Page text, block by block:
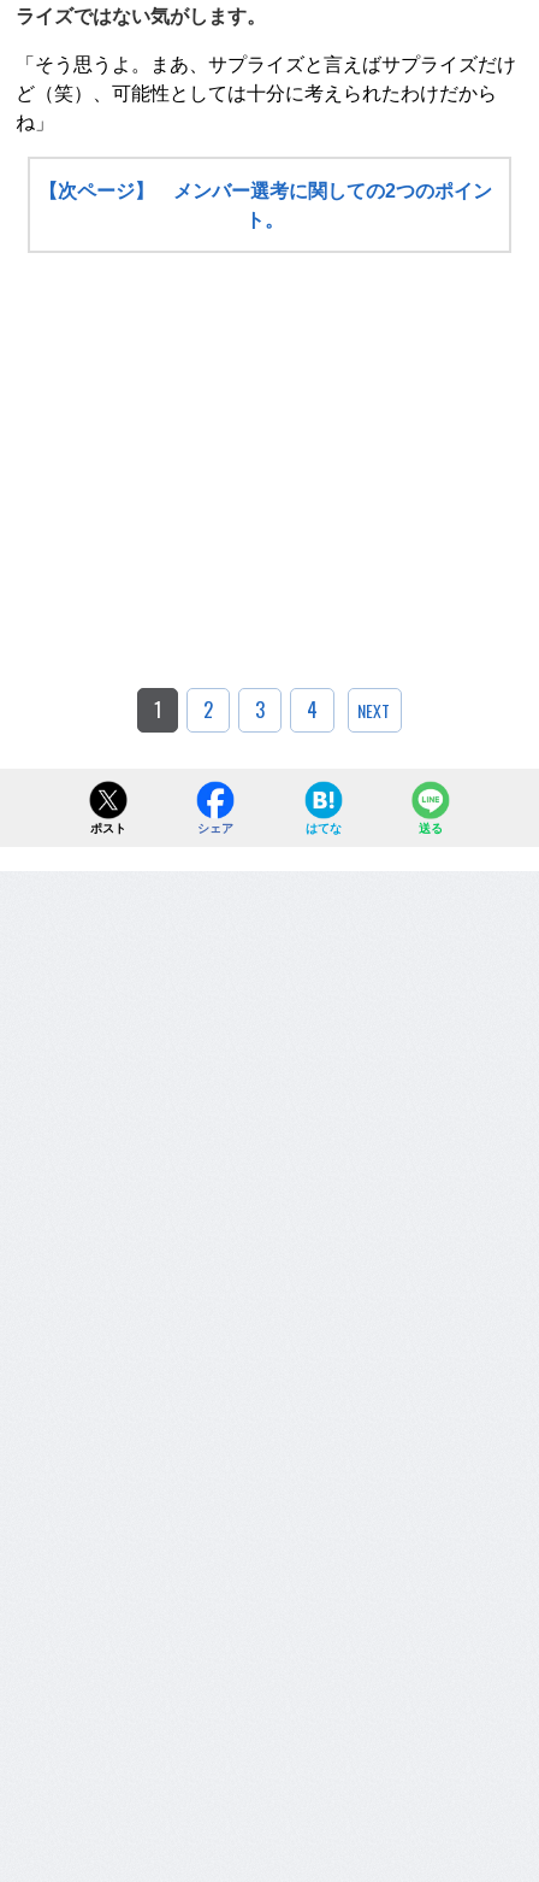
ライズではない気がします。
「そう思うよ。まあ、サプライズと言えばサプライズだけ
ど（笑）、可能性としては十分に考えられたわけだから
ね」
【次ページ】 メンバー選考に関しての2つのポイン
ト。
1 2 3 4 NEXT
ポスト シェア はてな 送る